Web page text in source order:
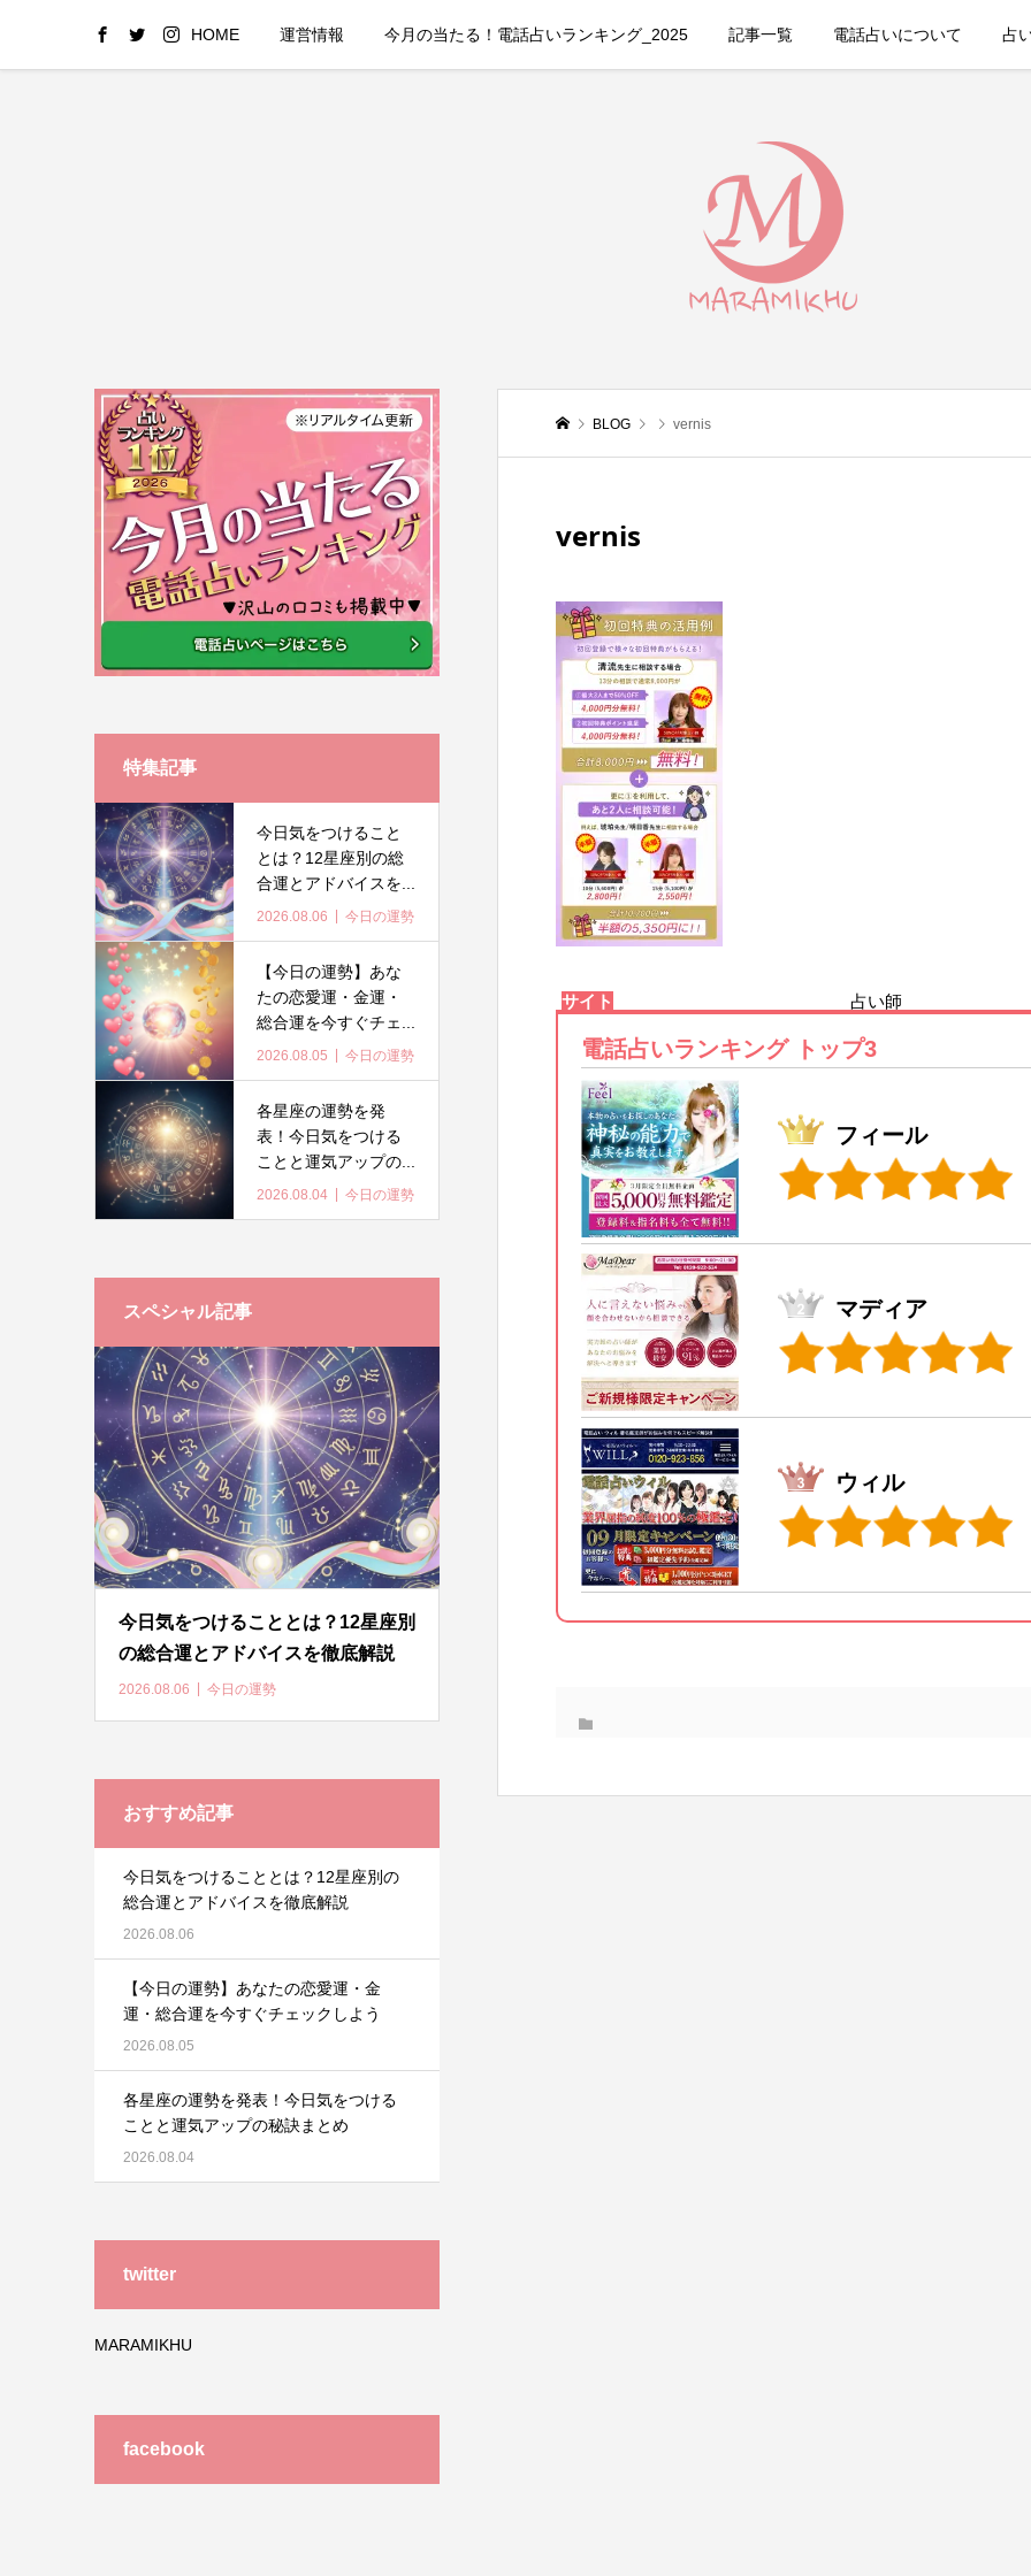
HOME 運営情報 今月の当たる！電話占いランキング_2025 記事一覧 電話占いについて 占
BLOG vernis
vernis
サイト 占い師
電話占いランキング トップ3
フィール
マディア
ウィル
特集記事
今日気をつけること
とは？12星座別の総
合運とアドバイスを...
2026.08.06 今日の運勢
【今日の運勢】あな
たの恋愛運・金運・
総合運を今すぐチェ...
2026.08.05 今日の運勢
各星座の運勢を発
表！今日気をつける
ことと運気アップの...
2026.08.04 今日の運勢
スペシャル記事
今日気をつけることとは？12星座別
の総合運とアドバイスを徹底解説
2026.08.06 今日の運勢
おすすめ記事
今日気をつけることとは？12星座別の
総合運とアドバイスを徹底解説
2026.08.06
【今日の運勢】あなたの恋愛運・金
運・総合運を今すぐチェックしよう
2026.08.05
各星座の運勢を発表！今日気をつける
ことと運気アップの秘訣まとめ
2026.08.04
twitter
MARAMIKHU
facebook